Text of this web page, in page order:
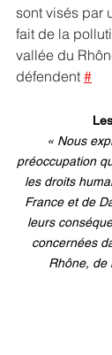
sont visés par
fait de la
vallée du
défendent #
« Nous
préoccupation
les droits
France et de
leurs
concernées
Rhône, de